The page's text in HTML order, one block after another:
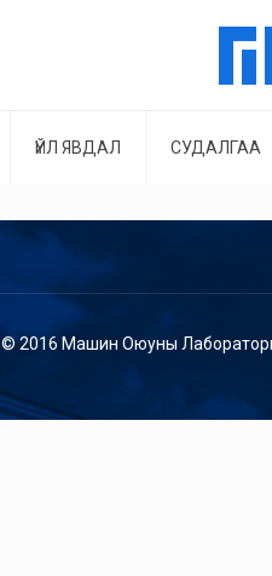
ҮЙЛ ЯВДАЛ СУДАЛГАА
© 2016 Машин Оюуны